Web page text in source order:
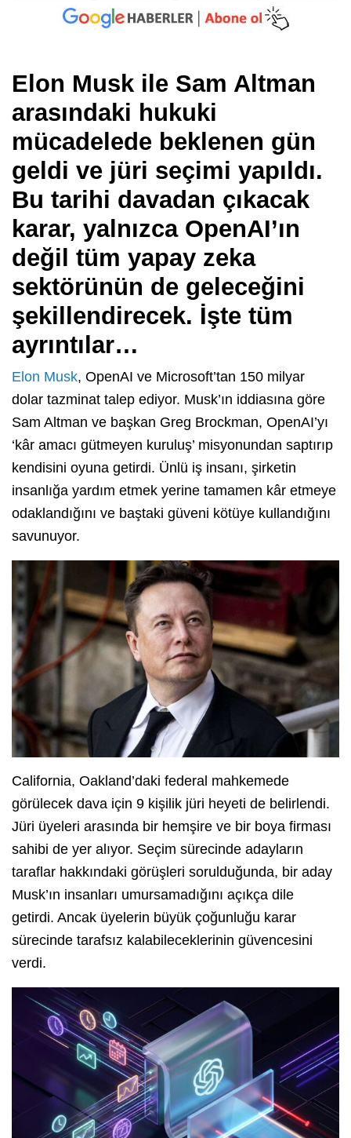
Elon Musk ile Sam Altman
arasındaki hukuki
mücadelede beklenen gün
geldi ve jüri seçimi yapıldı.
Bu tarihi davadan çıkacak
karar, yalnızca OpenAI’ın
değil tüm yapay zeka
sektörünün de geleceğini
şekillendirecek. İşte tüm
ayrıntılar…
Elon Musk, OpenAI ve Microsoft’tan 150 milyar
dolar tazminat talep ediyor. Musk’ın iddiasına göre
Sam Altman ve başkan Greg Brockman, OpenAI’yı
‘kâr amacı gütmeyen kuruluş’ misyonundan saptırıp
kendisini oyuna getirdi. Ünlü iş insanı, şirketin
insanlığa yardım etmek yerine tamamen kâr etmeye
odaklandığını ve baştaki güveni kötüye kullandığını
savunuyor.
California, Oakland’daki federal mahkemede
görülecek dava için 9 kişilik jüri heyeti de belirlendi.
Jüri üyeleri arasında bir hemşire ve bir boya firması
sahibi de yer alıyor. Seçim sürecinde adayların
taraflar hakkındaki görüşleri sorulduğunda, bir aday
Musk’ın insanları umursamadığını açıkça dile
getirdi. Ancak üyelerin büyük çoğunluğu karar
sürecinde tarafsız kalabileceklerinin güvencesini
verdi.